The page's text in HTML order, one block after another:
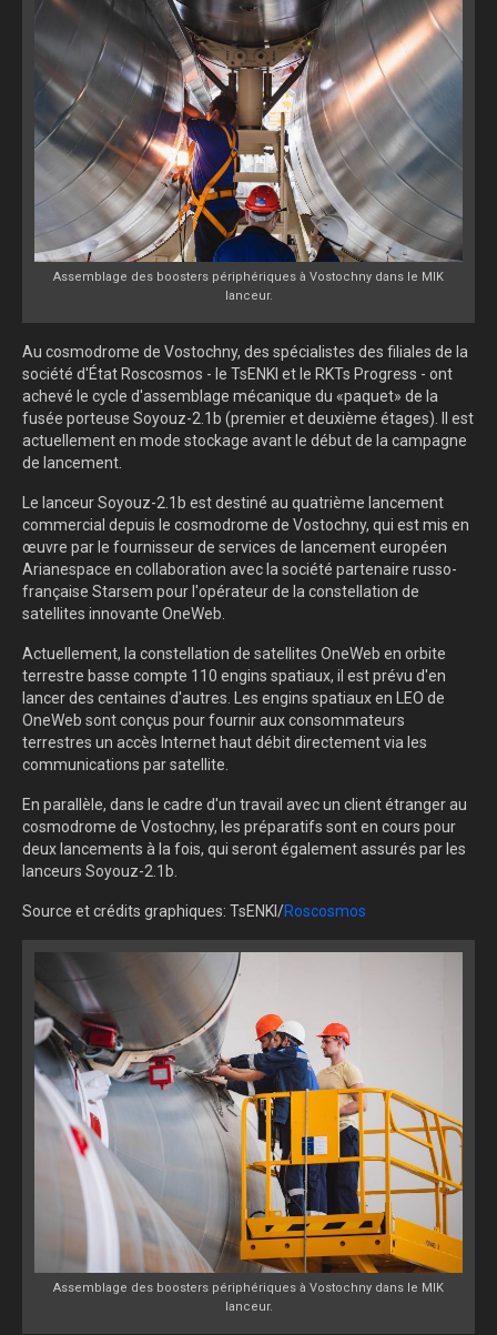
Assemblage des boosters périphériques à Vostochny dans le MIK
lanceur.
Au cosmodrome de Vostochny, des spécialistes des filiales de la
société d'État Roscosmos - le TsENKI et le RKTs Progress - ont
achevé le cycle d'assemblage mécanique du «paquet» de la
fusée porteuse Soyouz-2.1b (premier et deuxième étages). Il est
actuellement en mode stockage avant le début de la campagne
de lancement.
Le lanceur Soyouz-2.1b est destiné au quatrième lancement
commercial depuis le cosmodrome de Vostochny, qui est mis en
œuvre par le fournisseur de services de lancement européen
Arianespace en collaboration avec la société partenaire russo-
française Starsem pour l'opérateur de la constellation de
satellites innovante OneWeb.
Actuellement, la constellation de satellites OneWeb en orbite
terrestre basse compte 110 engins spatiaux, il est prévu d'en
lancer des centaines d'autres. Les engins spatiaux en LEO de
OneWeb sont conçus pour fournir aux consommateurs
terrestres un accès Internet haut débit directement via les
communications par satellite.
En parallèle, dans le cadre d'un travail avec un client étranger au
cosmodrome de Vostochny, les préparatifs sont en cours pour
deux lancements à la fois, qui seront également assurés par les
lanceurs Soyouz-2.1b.
Source et crédits graphiques: TsENKI/Roscosmos
Assemblage des boosters périphériques à Vostochny dans le MIK
lanceur.